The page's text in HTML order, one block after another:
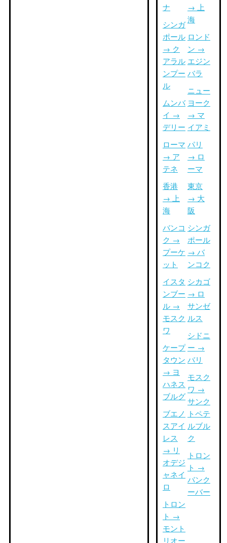
ナ
シンガ
ポール
→ ク
アラル
ンプー
ル
ムンバ
イ →
デリー
ローマ
→ ア
テネ
香港
→ 上
海
バンコ
ク →
プーケ
ット
イスタ
ンブー
ル →
モスク
ワ
ケープ
タウン
→ ヨ
ハネス
ブルグ
ブエノ
スアイ
レス
→ リ
オデジ
ャネイ
ロ
トロン
ト →
モント
リオー
→ 上
海
ロンド
ン →
エジン
バラ
ニュー
ヨーク
→ マ
イアミ
パリ
→ ロ
ーマ
東京
→ 大
阪
シンガ
ポール
→ バ
ンコク
シカゴ
→ ロ
サンゼ
ルス
シドニ
ー →
バリ
モスク
ワ →
サンク
トペテ
ルブル
ク
トロン
ト →
バンク
ーバー